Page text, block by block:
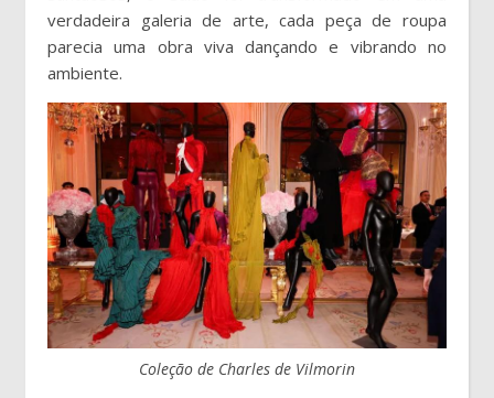
verdadeira galeria de arte, cada peça de roupa
parecia uma obra viva dançando e vibrando no
ambiente.
Coleção de Charles de Vilmorin